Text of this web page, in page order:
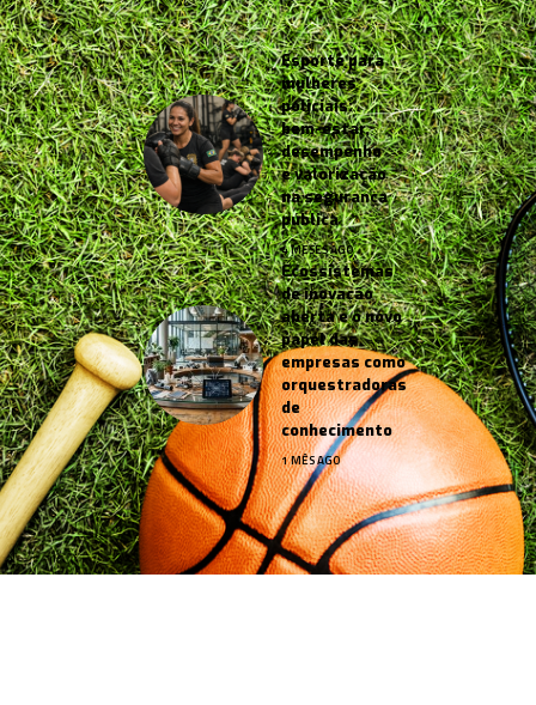
Esporte para
mulheres
policiais:
bem-estar,
desempenho
e valorização
na segurança
pública
4 MESES AGO
Ecossistemas
de inovação
aberta e o novo
papel das
empresas como
orquestradoras
de
conhecimento
1 MÊS AGO